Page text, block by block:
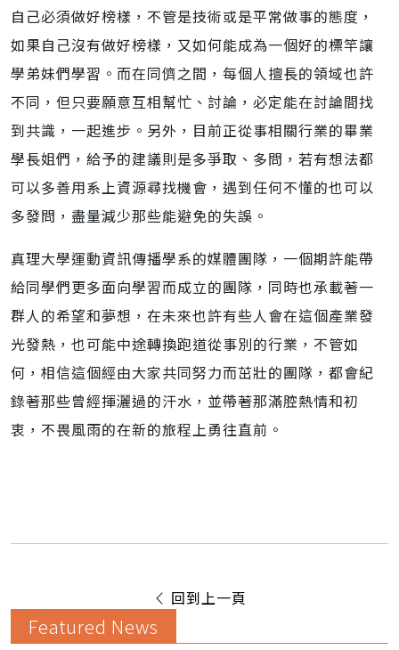
自己必須做好榜樣，不管是技術或是平常做事的態度，
如果自己沒有做好榜樣，又如何能成為一個好的標竿讓
學弟妹們學習。而在同儕之間，每個人擅長的領域也許
不同，但只要願意互相幫忙、討論，必定能在討論間找
到共識，一起進步。另外，目前正從事相關行業的畢業
學長姐們，給予的建議則是多爭取、多問，若有想法都
可以多善用系上資源尋找機會，遇到任何不懂的也可以
多發問，盡量減少那些能避免的失誤。
真理大學運動資訊傳播學系的媒體團隊，一個期許能帶
給同學們更多面向學習而成立的團隊，同時也承載著一
群人的希望和夢想，在未來也許有些人會在這個產業發
光發熱，也可能中途轉換跑道從事別的行業，不管如
何，相信這個經由大家共同努力而茁壯的團隊，都會紀
錄著那些曾經揮灑過的汗水，並帶著那滿腔熱情和初
衷，不畏風雨的在新的旅程上勇往直前。
回到上一頁
Featured News